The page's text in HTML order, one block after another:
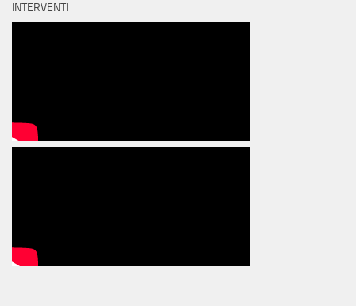
INTERVENTI